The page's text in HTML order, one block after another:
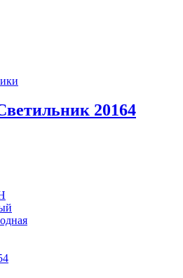
20164